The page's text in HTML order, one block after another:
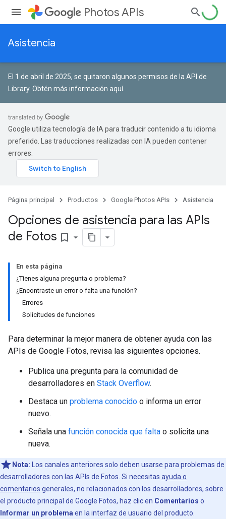
Photos APIs
Asistencia
El 1 de abril de 2025, se quitaron algunos permisos de la API de
Library. Obtén más información aquí.
Google utiliza tecnología de IA para traducir contenido a tu idioma
preferido. Las traducciones realizadas con IA pueden contener
errores.
Página principal Productos Google Photos APIs Asistencia
Opciones de asistencia para las APIs
de Fotos bookmark_border
En esta página
¿Tienes alguna pregunta o problema?
¿Encontraste un error o falta una función?
Errores
Solicitudes de funciones
Para determinar la mejor manera de obtener ayuda con las
APIs de Google Fotos, revisa las siguientes opciones.
Publica una pregunta para la comunidad de
desarrolladores en Stack Overflow.
Destaca un problema conocido o informa un error
nuevo.
Señala una función conocida que falta o solicita una
nueva.
Nota: Los canales anteriores solo deben usarse para problemas de
desarrolladores con las APIs de Fotos. Si necesitas ayuda o
comentarios generales, no relacionados con los desarrolladores, sobre
el producto principal de Google Fotos, haz clic en Comentarios o
Informar un problema en la interfaz de usuario del producto.